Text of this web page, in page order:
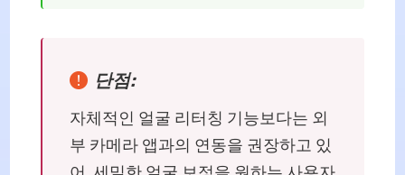
단점:
자체적인 얼굴 리터칭 기능보다는 외
부 카메라 앱과의 연동을 권장하고 있